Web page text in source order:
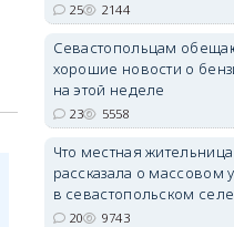
25 2144
Севастопольцам
хорошие новости о
на этой неделе
23 5558
Что местная жительница
рассказала о массовом
в севастопольском селе
20 9743